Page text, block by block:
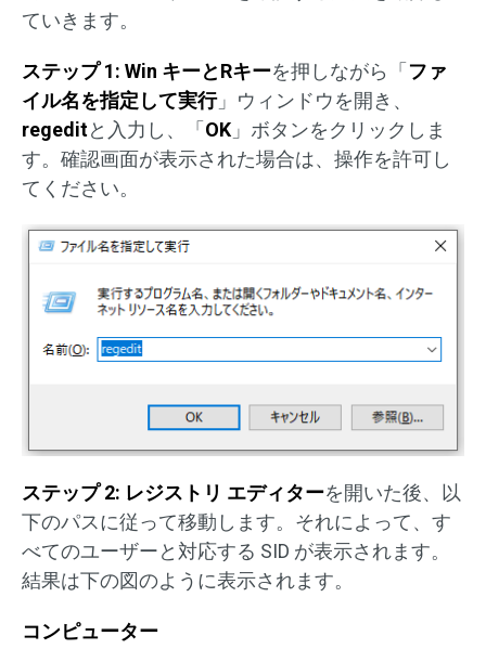
ていきます。
ステップ 1: Win キーとRキーを押しながら「ファ
イル名を指定して実行」ウィンドウを開き、
regeditと入力し、「OK 」ボタンをクリックしま
す。確認画面が表示された場合は、操作を許可し
てください。
ステップ 2: レジストリ エディターを開いた後、以
下のパスに従って移動します。それによって、す
べてのユーザーと対応する SID が表示されます。
結果は下の図のように表示されます。
コンピューター